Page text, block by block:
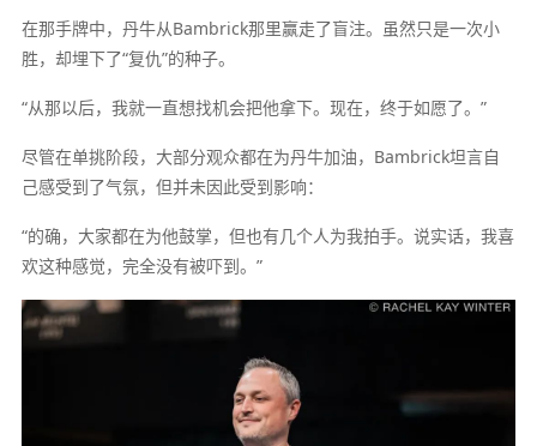
在那手牌中，丹牛从Bambrick那里赢走了盲注。虽然只是一次小
胜，却埋下了“复仇”的种子。
“从那以后，我就一直想找机会把他拿下。现在，终于如愿了。”
尽管在单挑阶段，大部分观众都在为丹牛加油，Bambrick坦言自
己感受到了气氛，但并未因此受到影响：
“的确，大家都在为他鼓掌，但也有几个人为我拍手。说实话，我喜
欢这种感觉，完全没有被吓到。”